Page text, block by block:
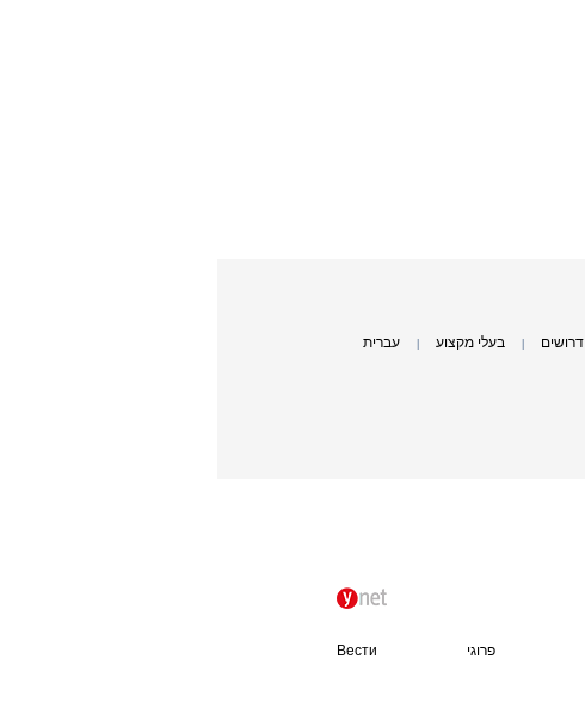
דרושים בעלי מקצוע עברית
פרוגי Вести